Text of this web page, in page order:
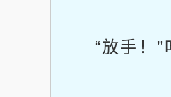
“放手！”